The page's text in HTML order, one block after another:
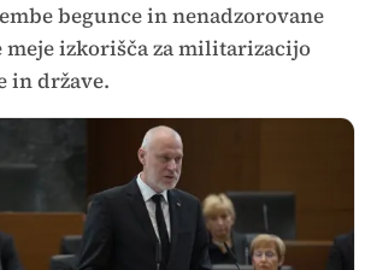
begunce in nenadzorovane
meje izkorišča za militarizacijo
in države.